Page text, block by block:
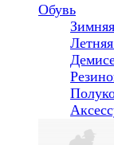
Обувь